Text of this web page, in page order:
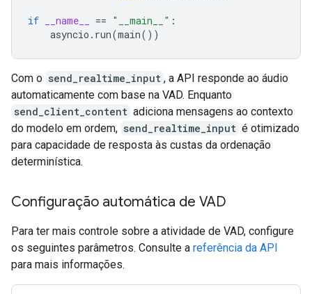
if __name__ == "__main__" :
asyncio . run(main())
Com o send_realtime_input , a API responde ao áudio
automaticamente com base na VAD. Enquanto
send_client_content adiciona mensagens ao contexto
do modelo em ordem, send_realtime_input é otimizado
para capacidade de resposta às custas da ordenação
determinística.
Configuração automática de VAD
Para ter mais controle sobre a atividade de VAD, configure
os seguintes parâmetros. Consulte a referência da API
para mais informações.